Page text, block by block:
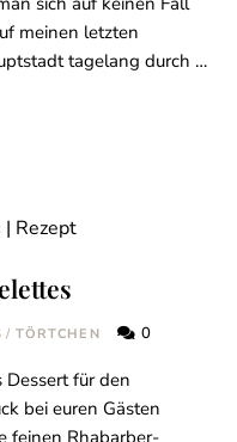
meinen letzten
tagelang durch …
/ TÖRTCHEN 0
Dessert für den
bei euren Gästen
feinen Rhabarber-